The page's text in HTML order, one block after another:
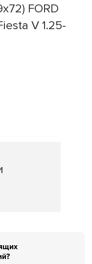
FORD
V 1.25-